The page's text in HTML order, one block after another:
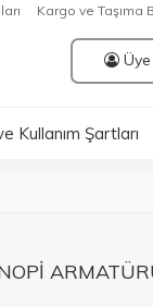
Kargo ve Taşıma
Üye
Kullanım Şartları